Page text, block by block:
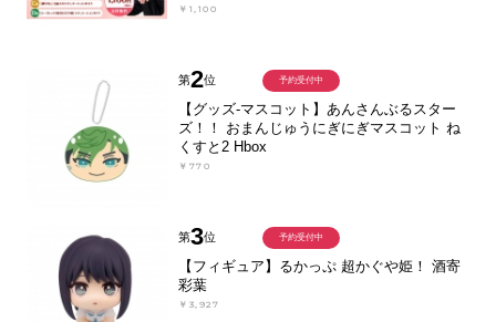
￥1,100
第2位
【グッズ-マスコット】あんさんぶるスター
ズ！！ おまんじゅうにぎにぎマスコット ね
くすと2 Hbox
￥770
予約受付中
第3位
【フィギュア】るかっぷ 超かぐや姫！ 酒寄
彩葉
￥3,927
予約受付中